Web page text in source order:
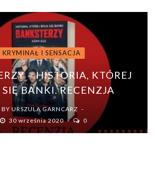
KRYMINAŁ I SENSACJA
– HISTORIA, KTÓREJ
SIĘ BANKI. RECENZJA
BY URSZULA GARNCARZ
30 września 2020
0